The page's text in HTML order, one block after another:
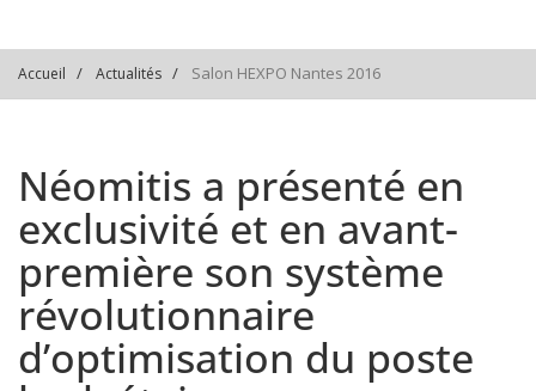
Accueil Actualités Salon HEXPO Nantes 2016
Néomitis a présenté en
exclusivité et en avant-
première son système
révolutionnaire
d’optimisation du poste